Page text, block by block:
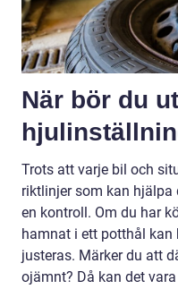
När bör du
Trots att varje bil och
riktlinjer som kan hjälpa
en kontroll. Om du har
hamnat i ett potthål
justeras. Märker du att
ojämnt? Då kan det